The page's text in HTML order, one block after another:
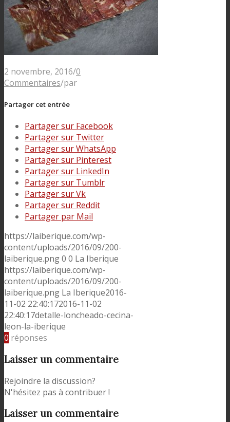
2 novembre, 2016/0
Commentaires/par
Partager cet entrée
Partager sur Facebook
Partager sur Twitter
Partager sur WhatsApp
Partager sur Pinterest
Partager sur LinkedIn
Partager sur Tumblr
Partager sur Vk
Partager sur Reddit
Partager par Mail
https://laiberique.com/wp-
content/uploads/2016/09/200-
laiberique.png0 0 La Iberique
https://laiberique.com/wp-
content/uploads/2016/09/200-
laiberique.png La Iberique2016-
11-02 22:40:172016-11-02
22:40:17detalle-loncheado-cecina-
leon-la-iberique
0 réponses
Laisser un commentaire
Rejoindre la discussion?
N'hésitez pas à contribuer !
Laisser un commentaire